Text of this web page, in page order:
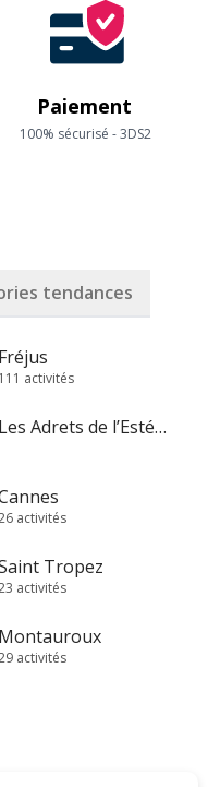
Paiement
100% sécurisé - 3DS2
tendances
Fréjus
111 activités
Les Adrets de l’Estérel
activités
Tropez
activités
Montauroux
activités